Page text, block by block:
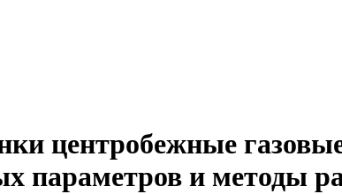
центробежные
параметров и методы